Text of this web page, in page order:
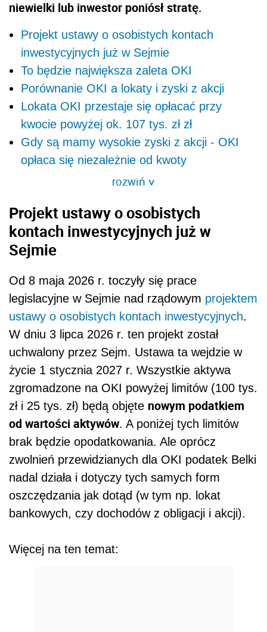
niewielki lub inwestor poniósł stratę.
Projekt ustawy o osobistych kontach
inwestycyjnych już w Sejmie
To będzie największa zaleta OKI
Porównanie OKI a lokaty i zyski z akcji
Lokata OKI przestaje się opłacać przy
kwocie powyżej ok. 107 tys. zł zł
Gdy są mamy wysokie zyski z akcji - OKI
opłaca się niezależnie od kwoty
rozwiń>
Projekt ustawy o osobistych
kontach inwestycyjnych już w
Sejmie
Od 8 maja 2026 r. toczyły się prace
legislacyjne w Sejmie nad rządowym projektem
ustawy o osobistych kontach inwestycyjnych.
W dniu 3 lipca 2026 r. ten projekt został
uchwalony przez Sejm. Ustawa ta wejdzie w
życie 1 stycznia 2027 r. Wszystkie aktywa
zgromadzone na OKI powyżej limitów (100 tys.
zł i 25 tys. zł) będą objęte nowym podatkiem
od wartości aktywów. A poniżej tych limitów
brak będzie opodatkowania. Ale oprócz
zwolnień przewidzianych dla OKI podatek Belki
nadal działa i dotyczy tych samych form
oszczędzania jak dotąd (w tym np. lokat
bankowych, czy dochodów z obligacji i akcji).
Więcej na ten temat: